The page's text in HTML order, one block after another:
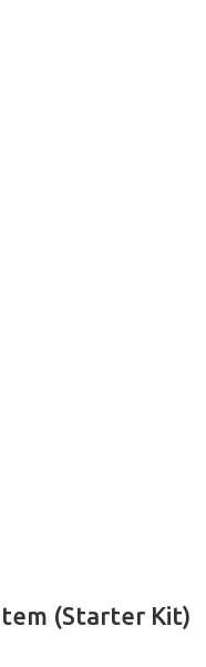
(Starter Kit)